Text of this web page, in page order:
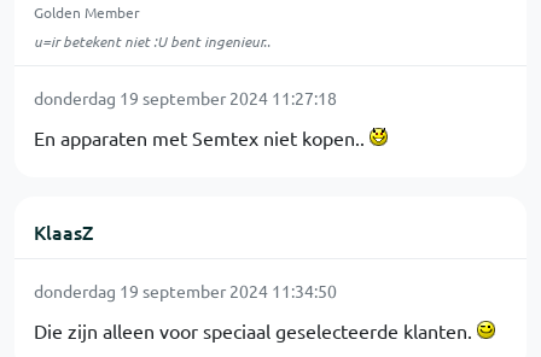
Golden Member
u=ir betekent niet :U bent ingenieur..
donderdag 19 september 2024 11:27:18
En apparaten met Semtex niet kopen..
KlaasZ
donderdag 19 september 2024 11:34:50
Die zijn alleen voor speciaal geselecteerde klanten.